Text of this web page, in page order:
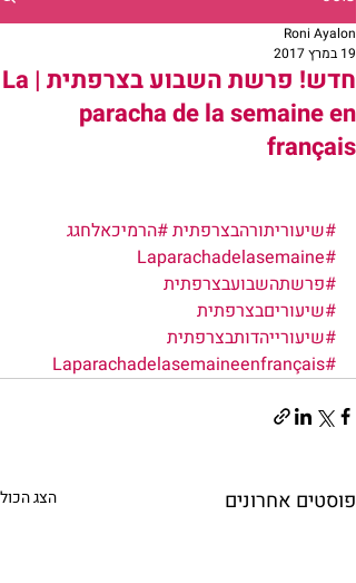
חדש! פרשת השבוע בצרפתית | La
paracha de la semaine en
français
Roni Ayalon
19 במרץ 2017
#שיעוריתורהבצרפתית#הרמיכאלחגג
#Laparachadelasemaine
#פרשתהשבועבצרפתית
#שיעוריםבצרפתית
#שיעורייהדותבצרפתית
#Laparachadelasemaineenfrançais
פוסטים אחרונים הצג הכול